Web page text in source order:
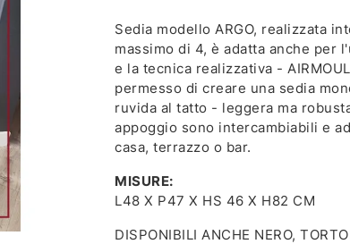
Sedia modello ARGO, realizzata
massimo di 4, è adatta anche
e la tecnica realizzativa -
permesso di creare una sedia
ruvida al tatto - leggera ma
appoggio sono intercambiabili e
casa, terrazzo o bar.
MISURE:
L48 X P47 X HS 46 X H82 CM
DISPONIBILI ANCHE NERO,